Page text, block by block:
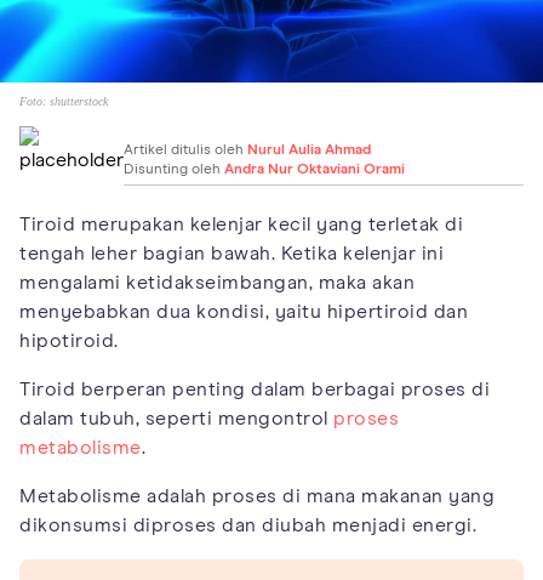
Foto: shutterstock
Artikel ditulis oleh Nurul Aulia Ahmad
Disunting oleh Andra Nur Oktaviani Orami
Tiroid merupakan kelenjar kecil yang terletak di
tengah leher bagian bawah. Ketika kelenjar ini
mengalami ketidakseimbangan, maka akan
menyebabkan dua kondisi, yaitu hipertiroid dan
hipotiroid.
Tiroid berperan penting dalam berbagai proses di
dalam tubuh, seperti mengontrol proses
metabolisme.
Metabolisme adalah proses di mana makanan yang
dikonsumsi diproses dan diubah menjadi energi.